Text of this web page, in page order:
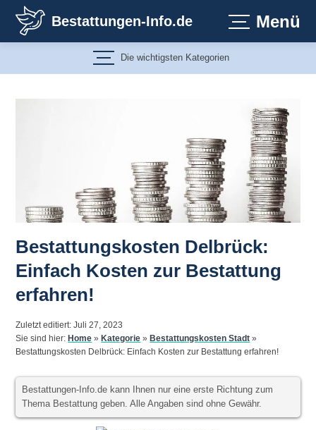
Inhalt
springen
Bestattungen-Info.de Menü
Die wichtigsten Kategorien
Bestattungskosten Delbrück:
Einfach Kosten zur Bestattung
erfahren!
Zuletzt editiert: Juli 27, 2023
Sie sind hier:Home »Kategorie »Bestattungskosten Stadt »
Bestattungskosten Delbrück: Einfach Kosten zur Bestattung erfahren!
Bestattungen-Info.de kann Ihnen nur eine erste Richtung zum
Thema Bestattung geben. Alle Angaben sind ohne Gewähr.